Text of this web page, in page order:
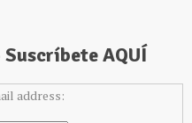
AQUÍ
address: